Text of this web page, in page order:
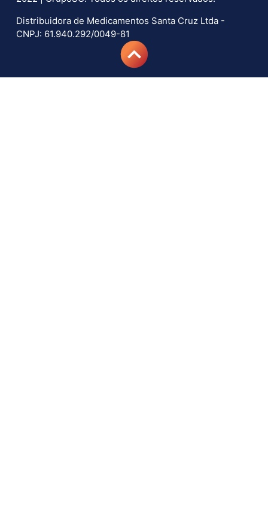
Distribuidora de Medicamentos Santa Cruz Ltda -
CNPJ: 61.940.292/0049-81